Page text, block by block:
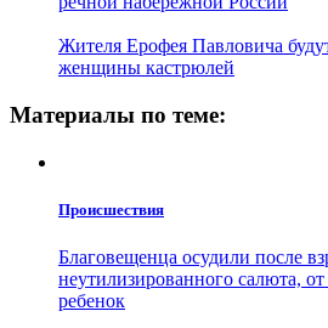
Жителя Ерофея Павловича
женщины кастрюлей
Материалы по теме:
Проиcшествия
Благовещенца осудили после
неутилизированного салюта, от
ребенок